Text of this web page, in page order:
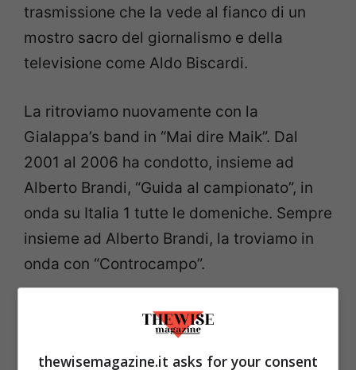
trasmissione che la vede al fianco di un
mostro sacro del giornalismo e della
televisione come Aldo Biscardi.
La ritroviamo nuovamente con la
Gialappa’s band in “Mai dire Maik”. Dal
2001 al 2006 ha condotto, insieme ad
Alberto Brandi, “Guida al campionato”, in
onda su Italia 1 tutte le domeniche. Sempre
insieme ad Alberto Brandi, la troviamo in
onda con “Controcampo”.
Federica Fontana, cosa fa oggi
Come detto, negli anni la sua presenza si è
thewisemagazine.it asks for your consent